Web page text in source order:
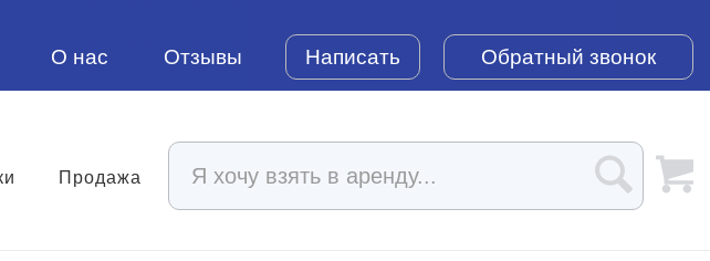
О нас Отзывы Написать Обратный звонок
Продажа